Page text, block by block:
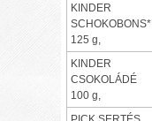
KINDER
SCHOKOBONS*
125 g,
KINDER
CSOKOLÁDÉ
100 g,